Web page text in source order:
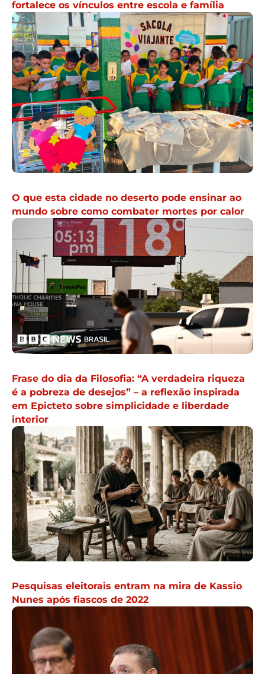
fortalece os vínculos entre escola e família
O que esta cidade no deserto pode ensinar ao
mundo sobre como combater mortes por calor
Frase do dia da Filosofia: “A verdadeira riqueza
é a pobreza de desejos” – a reflexão inspirada
em Epicteto sobre simplicidade e liberdade
interior
Pesquisas eleitorais entram na mira de Kassio
Nunes após fiascos de 2022